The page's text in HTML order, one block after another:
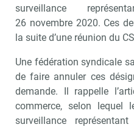
surveillance
26 novembre 2020. Ces
la suite d’une réunion du
Une fédération syndicale
de faire annuler ces
demande. Il rappelle
commerce, selon lequel
surveillance